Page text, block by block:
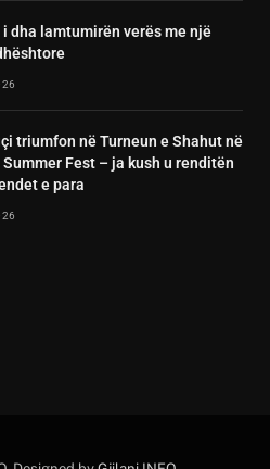
i dha lamtumirën verës me një
triumfon në Turneun e Shahut në
Fest – ja kush u renditën
e para